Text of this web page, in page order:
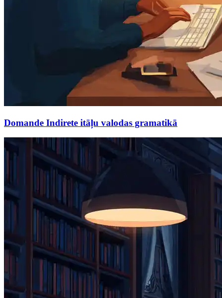
Domande Indirete itāļu valodas gramatikā